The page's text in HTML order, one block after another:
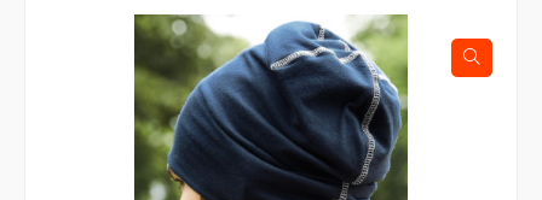
Voit
tehdä
valinnat
tuotteen
sivulla.